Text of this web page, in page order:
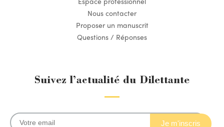
Nous contacter
Proposer un manuscrit
Questions / Réponses
Suivez l’actualité du Dilettante